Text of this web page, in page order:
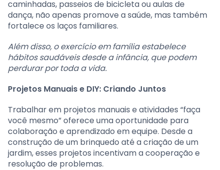
caminhadas, passeios de bicicleta ou aulas de
dança, não apenas promove a saúde, mas também
fortalece os laços familiares.
Além disso, o exercício em família estabelece
hábitos saudáveis desde a infância, que podem
perdurar por toda a vida.
Projetos Manuais e DIY: Criando Juntos
Trabalhar em projetos manuais e atividades “faça
você mesmo” oferece uma oportunidade para
colaboração e aprendizado em equipe. Desde a
construção de um brinquedo até a criação de um
jardim, esses projetos incentivam a cooperação e
resolução de problemas.